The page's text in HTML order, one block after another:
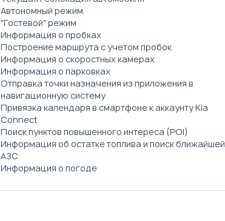
Автономный режим
"Гостевой" режим
Информация о пробках
Построение маршрута с учетом пробок
Информация о скоростных камерах
Информация о парковках
Отправка точки назначения из приложения в
навигационную систему
Привязка календаря в смартфоне к аккаунту Kia
Connect
Поиск пунктов повышенного интереса (POI)
Информация об остатке топлива и поиск ближайшей
AЗС
Информация о погоде